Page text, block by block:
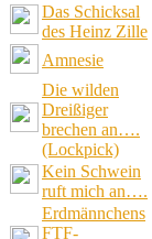
Das Schicksal
des Heinz Zille
Amnesie
Die wilden
Dreißiger
brechen an….
(Lockpick)
Kein Schwein
ruft mich an….
Erdmännchens
FTF-